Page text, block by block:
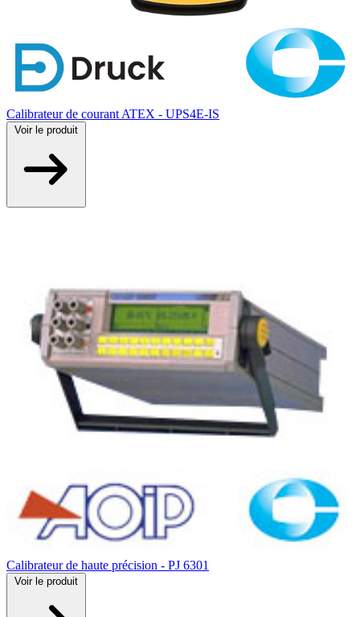
Calibrateur de courant ATEX - UPS4E-IS
Voir le produit
Calibrateur de haute précision - PJ 6301
Voir le produit